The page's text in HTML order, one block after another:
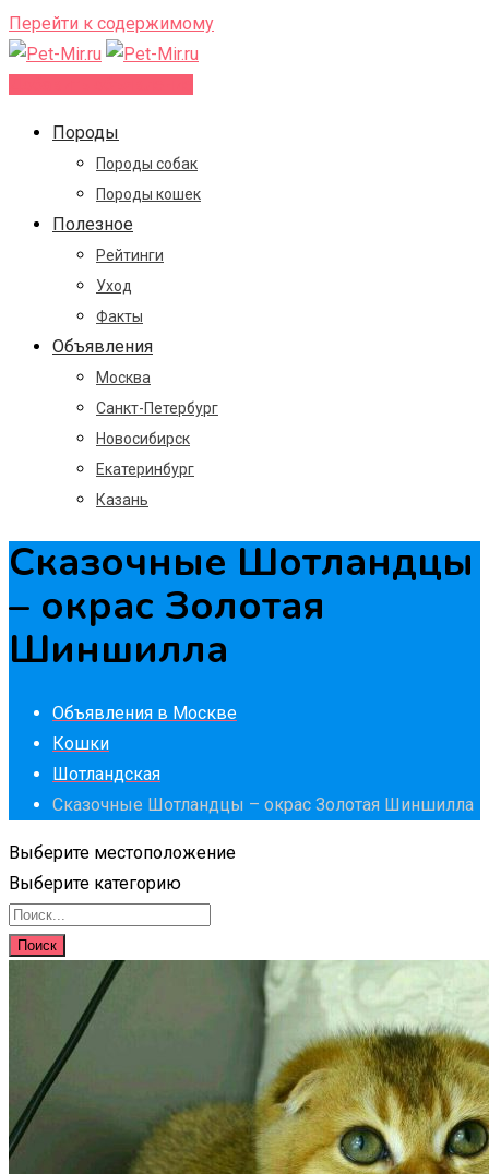
Перейти к содержимому
Породы
Породы собак
Породы кошек
Полезное
Рейтинги
Уход
Факты
Объявления
Москва
Санкт-Петербург
Новосибирск
Екатеринбург
Казань
Сказочные Шотландцы
– окрас Золотая
Шиншилла
Объявления в Москве
Кошки
Шотландская
Сказочные Шотландцы – окрас Золотая Шиншилла
Выберите местоположение
Выберите категорию
Поиск